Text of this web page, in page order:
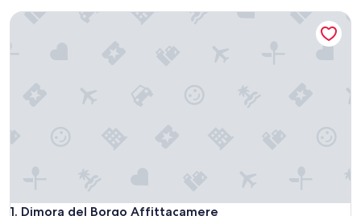
1. Dimora del Borgo Affittacamere
Dimora del Borgo Affittacamere
Dimora del Borgo Affittacamere